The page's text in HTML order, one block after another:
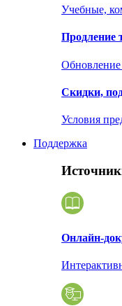
Учебные,
Продление
Скидки,
Условия
Поддержка
Онлайн-